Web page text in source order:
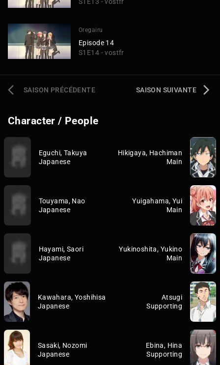
Oregairu
Episode 14
S1E14 - vostfr
SAISON PRÉCÉDENTE SAISON SUIVANTE
Character / People
Eguchi, Takuya
Japanese
Hikigaya, Hachiman
Main
Touyama, Nao
Japanese
Yuigahama, Yui
Main
Hayami, Saori
Japanese
Yukinoshita, Yukino
Main
Kawahara, Yoshihisa
Japanese
Atsugi
Supporting
Sasaki, Nozomi
Japanese
Ebina, Hina
Supporting